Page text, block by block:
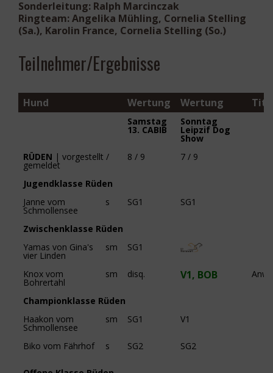
Sonderleitung: Ralph Marcinczak
Ringteam:Angelika Mühling, Cornelia Stelling
(Sa.), Karolin France, Cornelia Stelling (So.)
Teilnehmer/Ergebnisse
Hund Wertung Wertung
Samstag
13. CABIB
Sonntag
Leipzif Dog
Show
RÜDEN | vorgestellt /
gemeldet
8 / 9 7 / 9
Jugendklasse Rüden
Janne vom
Schmollensee
s SG1 SG1
Zwischenklasse Rüden
Yamas von Gina's
vier Linden
sm SG1
Knox vom
Bohrertahl
sm disq. V1, BOB
Championklasse Rüden
Haakon vom
Schmollensee
sm SG1 V1
Biko vom Fährhof s SG2 SG2